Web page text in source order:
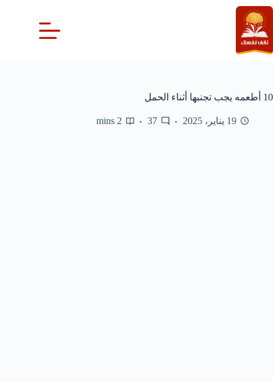
التجاوز
إلى
المحتوى
10 أطعمه يجب تجنبها أثناء الحمل
19 يناير، 2025 37
2 mins